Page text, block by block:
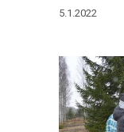
5.1.2022